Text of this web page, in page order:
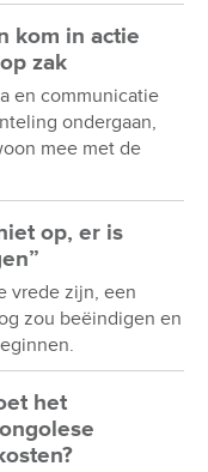
kom in actie
zak
en communicatie
ondergaan,
mee met de
op, er is
vrede zijn, een
zou beëindigen en
het